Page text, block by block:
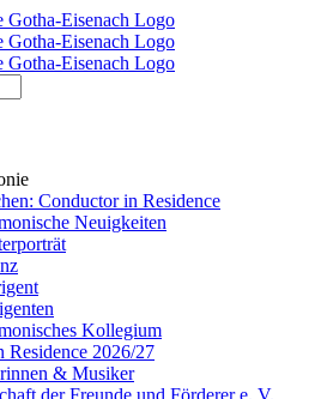
Conductor in Residence
Neuigkeiten
Kollegium
Residence 2026/27
& Musiker
der Freunde und Förderer e. V.